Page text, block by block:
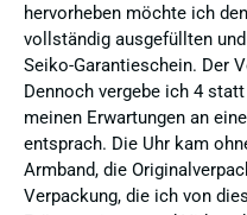
hervorheben möchte ich
vollständig ausgefüllten
Seiko-Garantieschein. Der
Dennoch vergebe ich 4
meinen Erwartungen an
entsprach. Die Uhr kam
Armband, die
Verpackung, die ich von